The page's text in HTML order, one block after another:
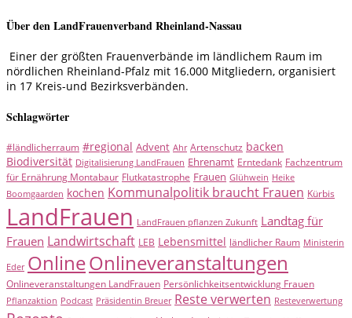
Über den LandFrauenverband Rheinland-Nassau
Einer der größten Frauenverbände im ländlichem Raum im
nördlichen Rheinland-Pfalz mit 16.000 Mitgliedern, organisiert
in 17 Kreis-und Bezirksverbänden.
Schlagwörter
#ländlicherraum #regional Advent Ahr Artenschutz backen
Biodiversität Digitalisierung LandFrauen Ehrenamt Erntedank Fachzentrum
für Ernährung Montabaur Flutkatastrophe Frauen Glühwein Heike
Boomgaarden kochen Kommunalpolitik braucht Frauen Kürbis
LandFrauen LandFrauen pflanzen Zukunft Landtag für
Frauen Landwirtschaft LEB Lebensmittel ländlicher Raum Ministerin
Eder OnlineOnlineveranstaltungen
Onlineveranstaltungen LandFrauen Persönlichkeitsentwicklung Frauen
Pflanzaktion Podcast Präsidentin Breuer Reste verwerten Resteverwertung